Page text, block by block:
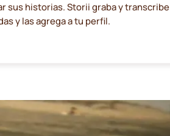
sus historias. Storii graba y transcribe
y las agrega a tu perfil.